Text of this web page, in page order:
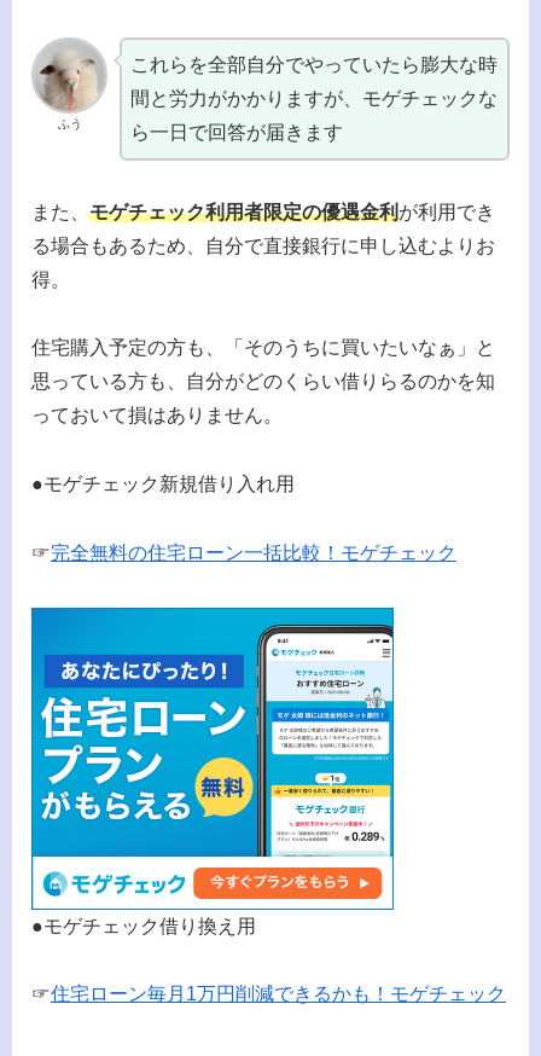
ふう
これらを全部自分でやっていたら膨大な時
間と労力がかかりますが、モゲチェックな
ら一日で回答が届きます
また、 モゲチェック利用者限定の優遇金利が利用でき
る場合もあるため、自分で直接銀行に申し込むよりお
得。
住宅購入予定の方も、「そのうちに買いたいなぁ」と
思っている方も、自分がどのくらい借りらるのかを知
っておいて損はありません。
●モゲチェック新規借り入れ用
☞完全無料の住宅ローン一括比較！モゲチェック
●モゲチェック借り換え用
☞住宅ローン毎月1万円削減できるかも！モゲチェック